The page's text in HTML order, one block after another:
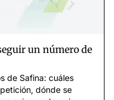
un número de
de Safina: cuáles
dónde se